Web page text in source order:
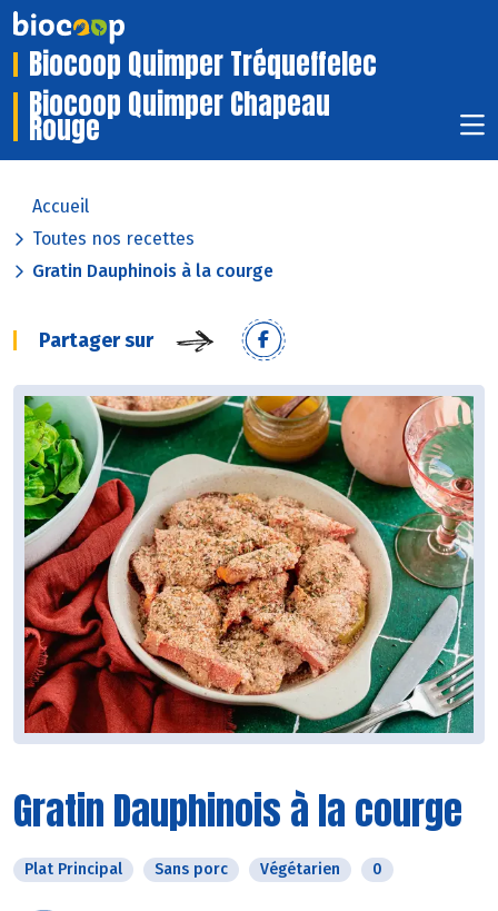
Biocoop Quimper Tréqueffelec
Biocoop Quimper Chapeau
Rouge
Accueil
Toutes nos recettes
Gratin Dauphinois à la courge
Partager sur
Gratin Dauphinois à la courge
Plat Principal Sans porc Végétarien 0